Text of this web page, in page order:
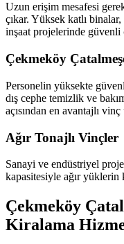
Uzun erişim mesafesi
çıkar. Yüksek katlı
inşaat projelerinde güvenli
Çekmeköy
Personelin yüksekte
dış cephe temizlik ve
açısından en avantajlı
Ağır Tonajlı Vinçler
Sanayi ve endüstriyel
kapasitesiyle ağır yüklerin
Çekmeköy
Kiralama